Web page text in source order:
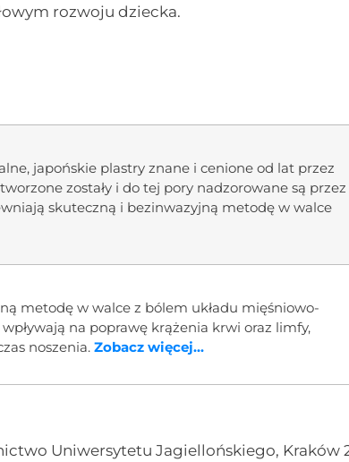
rozwoju dziecka.
japońskie plastry znane i cenione od lat przez
zostały i do tej pory nadzorowane są przez
skuteczną i bezinwazyjną metodę w walce
metodę w walce z bólem układu mięśniowo-
na poprawę krążenia krwi oraz limfy,
noszenia.Zobacz więcej...
Uniwersytetu Jagiellońskiego, Kraków